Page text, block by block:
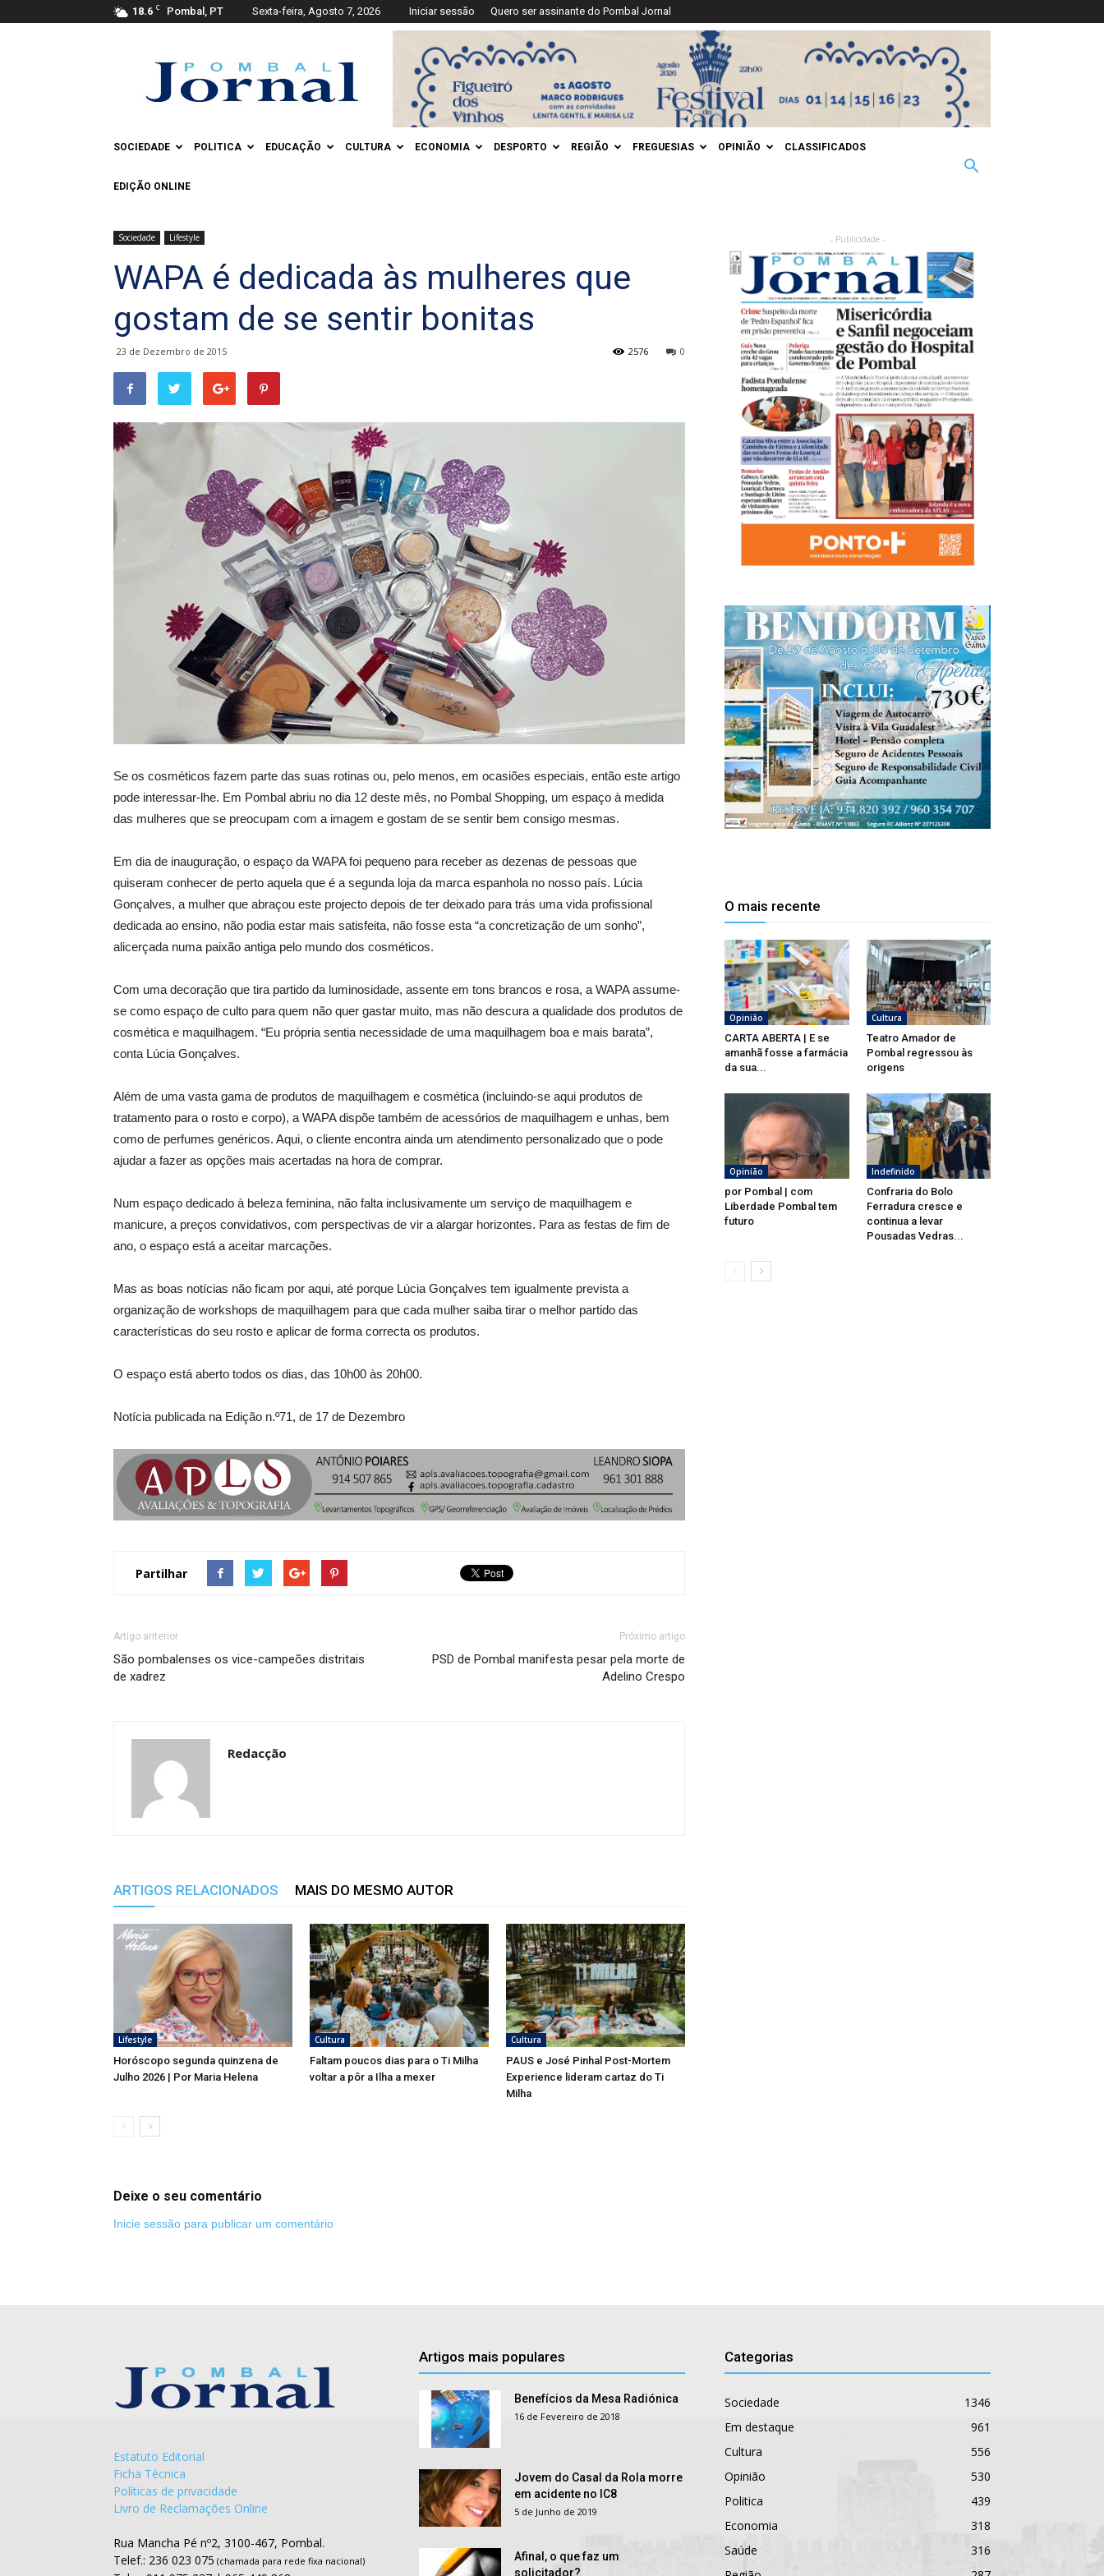
18.6 C Pombal, PT Sexta-feira, Agosto 7, 2026 Iniciar sessão Quero ser assinante do Pombal Jornal
Jornal
SOCIEDADE POLITICA EDUCAÇÃO CULTURA ECONOMIA DESPORTO REGIÃO FREGUESIAS OPINIÃO CLASSIFICADOS
EDIÇÃO ONLINE
Sociedade Lifestyle
WAPA é dedicada às mulheres que
gostam de se sentir bonitas
23 de Dezembro de 2015 0
2576
Se os cosméticos fazem parte das suas rotinas ou, pelo menos, em ocasiões especiais, então este artigo
pode interessar-lhe. Em Pombal abriu no dia 12 deste mês, no Pombal Shopping, um espaço à medida
das mulheres que se preocupam com a imagem e gostam de se sentir bem consigo mesmas.
Em dia de inauguração, o espaço da WAPA foi pequeno para receber as dezenas de pessoas que
quiseram conhecer de perto aquela que é a segunda loja da marca espanhola no nosso país. Lúcia
Gonçalves, a mulher que abraçou este projecto depois de ter deixado para trás uma vida profissional
dedicada ao ensino, não podia estar mais satisfeita, não fosse esta “a concretização de um sonho”,
alicerçada numa paixão antiga pelo mundo dos cosméticos.
Com uma decoração que tira partido da luminosidade, assente em tons brancos e rosa, a WAPA assume-
se como espaço de culto para quem não quer gastar muito, mas não descura a qualidade dos produtos de
cosmética e maquilhagem. “Eu própria sentia necessidade de uma maquilhagem boa e mais barata”,
conta Lúcia Gonçalves.
Além de uma vasta gama de produtos de maquilhagem e cosmética (incluindo-se aqui produtos de
tratamento para o rosto e corpo), a WAPA dispõe também de acessórios de maquilhagem e unhas, bem
como de perfumes genéricos. Aqui, o cliente encontra ainda um atendimento personalizado que o pode
ajudar a fazer as opções mais acertadas na hora de comprar.
Num espaço dedicado à beleza feminina, não falta inclusivamente um serviço de maquilhagem e
manicure, a preços convidativos, com perspectivas de vir a alargar horizontes. Para as festas de fim de
ano, o espaço está a aceitar marcações.
Mas as boas notícias não ficam por aqui, até porque Lúcia Gonçalves tem igualmente prevista a
organização de workshops de maquilhagem para que cada mulher saiba tirar o melhor partido das
características do seu rosto e aplicar de forma correcta os produtos.
O espaço está aberto todos os dias, das 10h00 às 20h00.
Notícia publicada na Edição n.º71, de 17 de Dezembro
Partilhar
Artigo anterior
São pombalenses os vice-campeões distritais
de xadrez
Próximo artigo
PSD de Pombal manifesta pesar pela morte de
Adelino Crespo
Redacção
ARTIGOS RELACIONADOS MAIS DO MESMO AUTOR
Lifestyle
Horóscopo segunda quinzena de
Julho 2026 | Por Maria Helena
Cultura
Faltam poucos dias para o Ti Milha
voltar a pôr a Ilha a mexer
Cultura
PAUS e José Pinhal Post-Mortem
Experience lideram cartaz do Ti
Milha
Deixe o seu comentário
Inicie sessão para publicar um comentário
- Publicidade -
O mais recente
Opinião
CARTA ABERTA | E se
amanhã fosse a farmácia
da sua...
Cultura
Teatro Amador de
Pombal regressou às
origens
Opinião
por Pombal | com
Liberdade Pombal tem
futuro
Indefinido
Confraria do Bolo
Ferradura cresce e
continua a levar
Pousadas Vedras...
Estatuto Editorial
Ficha Técnica
Políticas de privacidade
Livro de Reclamações Online
Rua Mancha Pé nº2, 3100-467, Pombal.
Telef.: 236 023 075 (chamada para rede fixa nacional)
Artigos mais populares
Benefícios da Mesa Radiónica
16 de Fevereiro de 2018
Jovem do Casal da Rola morre
em acidente no IC8
5 de Junho de 2019
Afinal, o que faz um
solicitador?
Categorias
Sociedade
1346
Em destaque
961
Cultura
556
Opinião
530
Politica
439
Economia
318
Saúde
316